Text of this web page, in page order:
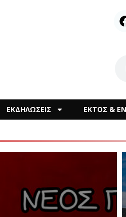
ΕΚΔΗΛΩΣΕΙΣ ΕΚΤΟΣ &
28 και 29 Αυγούστου,
Εκδηλώσεις για την